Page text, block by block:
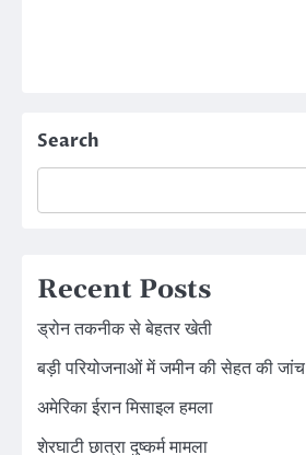
Search
Recent Posts
ड्रोन तकनीक से बेहतर खेती
बड़ी परियोजनाओं में जमीन की सेहत की जांच
अमेरिका ईरान मिसाइल हमला
शेरघाटी छात्रा दुष्कर्म मामला